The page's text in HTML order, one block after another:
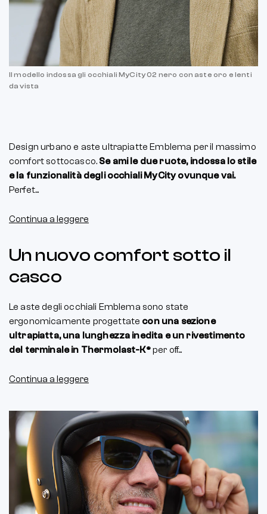
Il modello indossa gli occhiali MyCity 02 nero con aste oro e lenti
da vista
Design urbano e aste ultrapiatte Emblema per il massimo
comfort sottocasco. Se ami le due ruote, indossa lo stile
e la funzionalità degli occhiali MyCity ovunque vai.
Perfet...
Continua a leggere
Un nuovo comfort sotto il
casco
Le aste degli occhiali Emblema sono state
ergonomicamente progettate con una sezione
ultrapiatta, una lunghezza inedita e un rivestimento
del terminale in Thermolast-K®per off...
Continua a leggere